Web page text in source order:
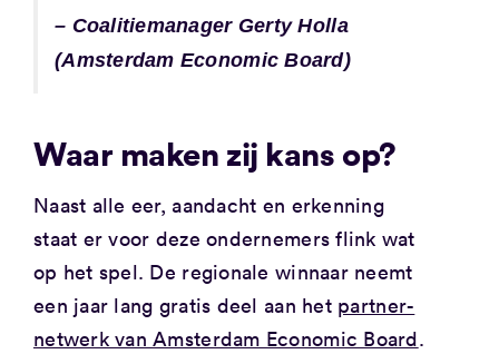
– Coalitiemanager Gerty Holla
(Amsterdam Economic Board)
Waar maken zij kans op?
Naast alle eer, aandacht en erkenning
staat er voor deze ondernemers flink wat
op het spel. De regionale winnaar neemt
een jaar lang gratis deel aan het partner-
netwerk van Amsterdam Economic Board.